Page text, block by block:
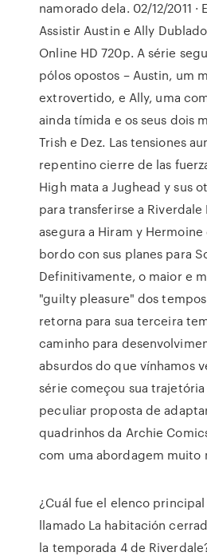
namorado dela. 02/12/2011
Assistir Austin e Ally
Online HD 720p. A série
pólos opostos – Austin, um
extrovertido, e Ally, uma
ainda tímida e os seus dois
Trish e Dez. Las tensiones
repentino cierre de las
High mata a Jughead y sus
para transferirse a Riverdale
asegura a Hiram y
bordo con sus planes para
Definitivamente, o maior e
"guilty pleasure" dos
retorna para sua terceira
caminho para
absurdos do que vínhamos
série começou sua trajetória
peculiar proposta de
quadrinhos da Archie
com uma abordagem muito
¿Cuál fue el elenco
llamado La habitación
la temporada 4 de